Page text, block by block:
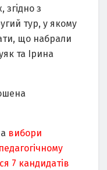
згiдно з
тур, у якому
що набрали
та Ірина
вибори
7 кандидатів